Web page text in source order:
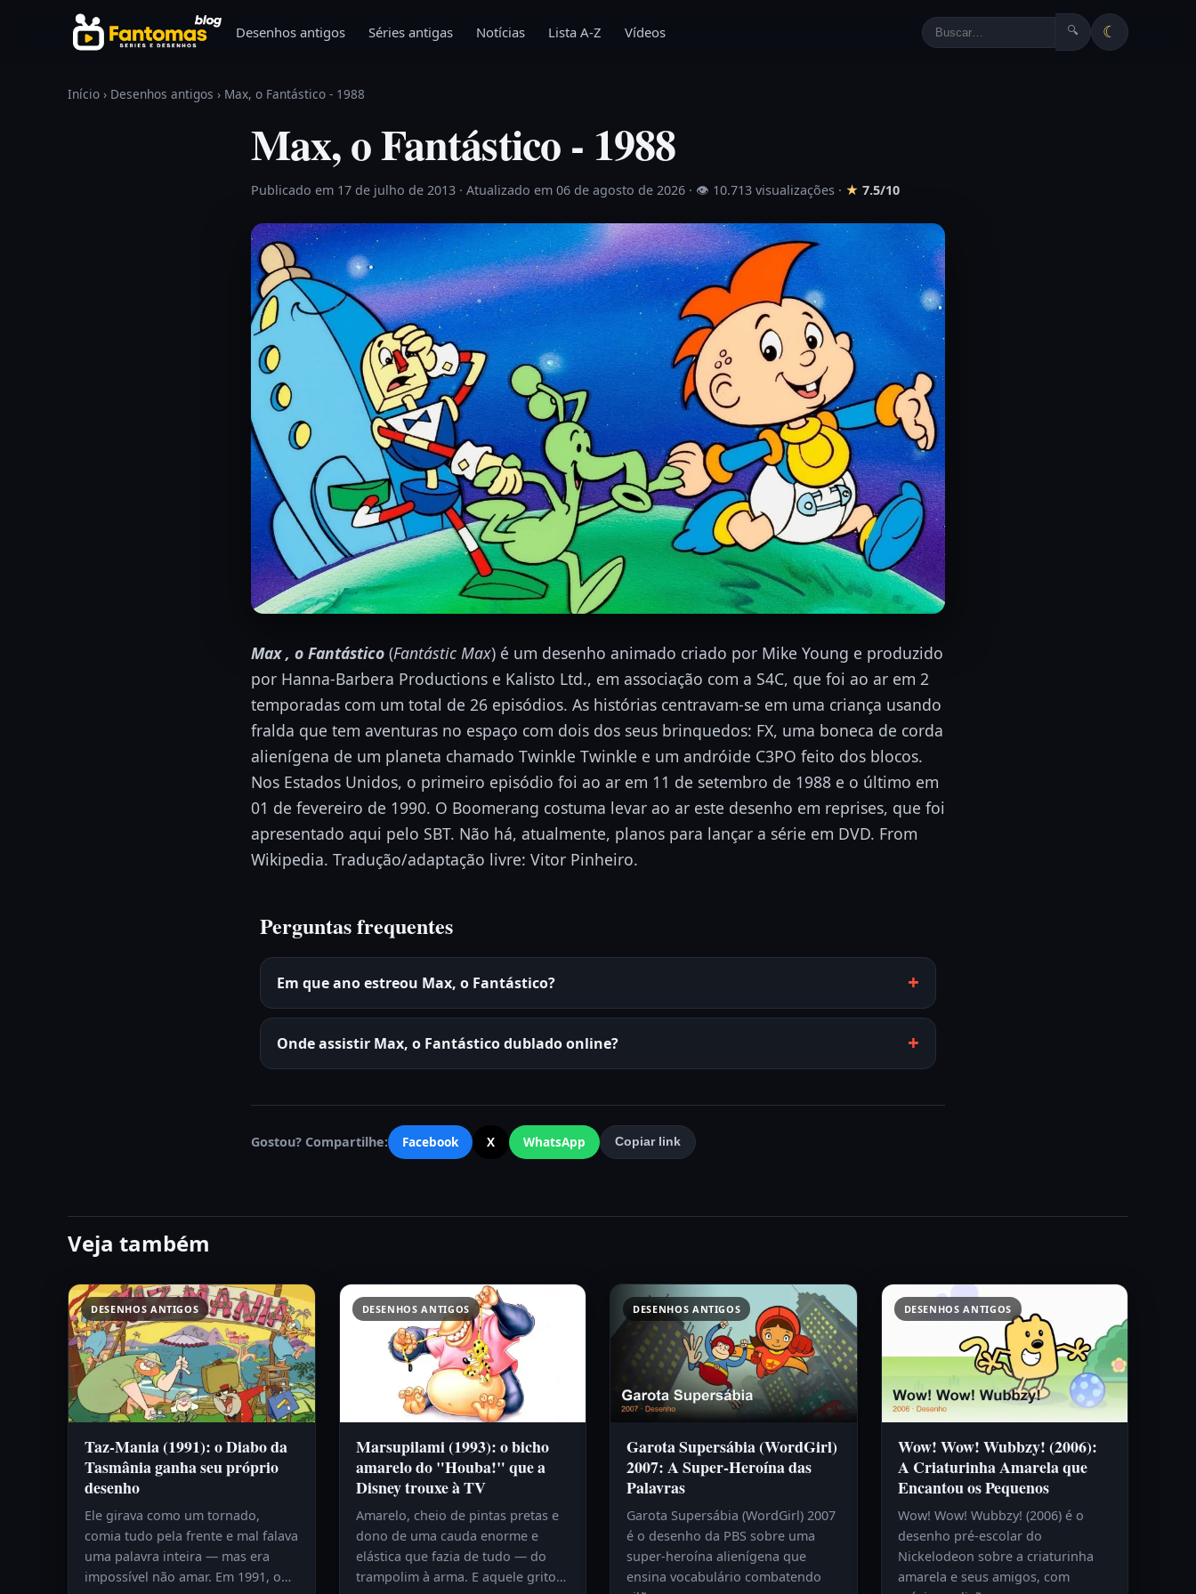
Pular para o conteúdo
Desenhos antigos Séries antigas Notícias Lista A-Z Vídeos 🔍 ☾
Início › Desenhos antigos › Max, o Fantástico - 1988
Max, o Fantástico - 1988
Publicado em 17 de julho de 2013 · Atualizado em 06 de agosto de 2026 · 👁 10.713 visualizações · ★ 7.5/10
Max , o Fantástico (Fantástic Max) é um desenho animado criado por Mike Young e produzido
por Hanna-Barbera Productions e Kalisto Ltd., em associação com a S4C, que foi ao ar em 2
temporadas com um total de 26 episódios. As histórias centravam-se em uma criança usando
fralda que tem aventuras no espaço com dois dos seus brinquedos: FX, uma boneca de corda
alienígena de um planeta chamado Twinkle Twinkle e um andróide C3PO feito dos blocos.
Nos Estados Unidos, o primeiro episódio foi ao ar em 11 de setembro de 1988 e o último em
01 de fevereiro de 1990. O Boomerang costuma levar ao ar este desenho em reprises, que foi
apresentado aqui pelo SBT. Não há, atualmente, planos para lançar a série em DVD. From
Wikipedia. Tradução/adaptação livre: Vitor Pinheiro.
Perguntas frequentes
Em que ano estreou Max, o Fantástico?
Onde assistir Max, o Fantástico dublado online?
Gostou? Compartilhe: Facebook X WhatsApp Copiar link
Veja também
DESENHOS ANTIGOS
Taz-Mania (1991): o Diabo da
Tasmânia ganha seu próprio
desenho
Ele girava como um tornado,
comia tudo pela frente e mal falava
uma palavra inteira — mas era
impossível não amar. Em 1991, o…
DESENHOS ANTIGOS
Marsupilami (1993): o bicho
amarelo do "Houba!" que a
Disney trouxe à TV
Amarelo, cheio de pintas pretas e
dono de uma cauda enorme e
elástica que fazia de tudo — do
trampolim à arma. E aquele grito…
DESENHOS ANTIGOS
Garota Supersábia (WordGirl)
2007: A Super-Heroína das
Palavras
Garota Supersábia (WordGirl) 2007
é o desenho da PBS sobre uma
super-heroína alienígena que
ensina vocabulário combatendo
DESENHOS ANTIGOS
Wow! Wow! Wubbzy! (2006):
A Criaturinha Amarela que
Encantou os Pequenos
Wow! Wow! Wubbzy! (2006) é o
desenho pré-escolar do
Nickelodeon sobre a criaturinha
amarela e seus amigos, com